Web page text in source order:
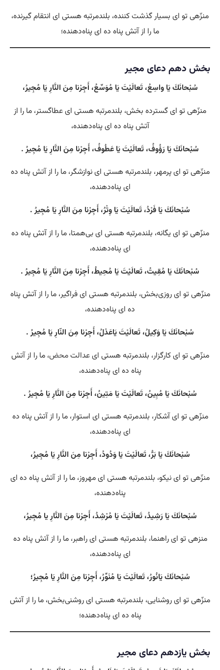
منزّهی تو ای بسیار گذشت کننده، بلندمرتبه هستی‌ ای انتقام گیرنده،
ما را از آتش پناه ده ای پناه‌دهنده؛
بخش دهم دعای مجیر
سُبْحانَكَ يَا واسِعُ، تَعالَيْتَ يَا مُوَسِّعُ، أَجِرْنا مِنَ النَّارِ يَا مُجِيرُ،
منزّهی تو ای گسترده بخش، بلندمرتبه هستی‌ ای عطاگستر، ما را از
آتش پناه ده ای پناه‌دهنده،
سُبْحانَكَ يَا رَؤُوفُ، تَعالَيْتَ يَا عَطُوفُ، أَجِرْنا مِنَ النَّارِ يَا مُجِيرُ .
منزّهی تو ای پرمهر، بلندمرتبه هستی‌ ای نوازشگر، ما را از آتش پناه ده
ای پناه‌دهنده،
سُبْحانَكَ يَا فَرْدُ، تَعالَيْتَ يَا وِتْرُ، أَجِرْنا مِنَ النَّارِ يَا مُجِيرُ .
منزّهی تو ای یگانه، بلندمرتبه هستی‌ ای بی‌همتا، ما را از آتش پناه ده
ای پناه‌دهنده،
سُبْحانَكَ يَا مُقِيتُ، تَعالَيْتَ يَا مُحِيطُ، أَجِرْنا مِنَ النَّارِ يَا مُجِيرُ .
منزّهی تو ای روزی‌بخش، بلندمرتبه هستی‌ ای فراگیر، ما را از آتش پناه
ده ای پناه‌دهنده،
سُبْحانَكَ يَا وَكِيلُ، تَعالَيْتَ يَاعَدْلُ، أَجِرْنا مِنَ النّارِ يَا مُجِيرُ .
منزّهی تو ای کارگزار، بلندمرتبه هستی‌ ای عدالتمحض، ما را از آتش
پناه ده ای پناه‌دهنده،
سُبْحانَكَ يَا مُبِينُ، تَعالَيْتَ يَا مَتِينُ، أَجِرْنا مِنَ النَّارِ يَا مُجِيرُ .
منزّهی تو ای آشکار، بلندمرتبه هستی‌ ای استوار، ما را از آتش پناه ده
ای پناه‌دهنده،
سُبْحانَكَ يَا بَرُّ، تَعالَيْتَ يَا وَدُودُ، أَجِرْنا مِنَ النَّارِ يَا مُجِيرُ،
منزّهی تو ای نیکو، بلندمرتبه هستی‌ ای مهروز، ما را از آتش پناه ده ای
پناه‌دهنده،
سُبْحانَكَ يَا رَشِيدُ، تَعالَيْتَ يَا مُرْشِدُ، أَجِرْنا مِنَ النَّارِ يا مُجِيرُ،
منزهی تو ای راهنما، بلندمرتبه هستی‌ ای راهبر، ما را از آتش پناه ده
ای پناه‌دهنده،
سُبْحانَكَ يَانُورُ، تَعالَيْتَ يَا مُنَوِّرُ، أَجِرْنا مِنَ النَّارِ يَا مُجِيرُ؛
منزّهی تو ای روشنایی، بلندمرتبه هستی‌ ای روشنی‌بخش، ما را از آتش
پناه ده ای پناه‌دهنده؛
بخش یازدهم دعای مجیر